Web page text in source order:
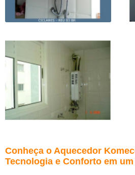
Conheça o Aquecedor
Tecnologia e Conforto em